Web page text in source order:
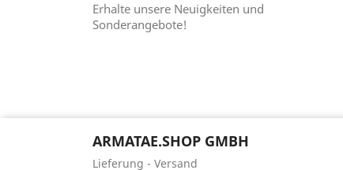
Erhalte unsere Neuigkeiten und
Sonderangebote!
ARMATAE.SHOP GMBH
Lieferung - Versand